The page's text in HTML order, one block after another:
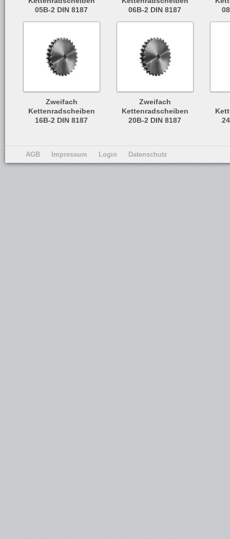
05B-2 DIN 8187
06B-2 DIN 8187
Zweifach
Kettenradscheiben
16B-2 DIN 8187
Zweifach
Kettenradscheiben
20B-2 DIN 8187
AGB Impressum Login Datenschutz